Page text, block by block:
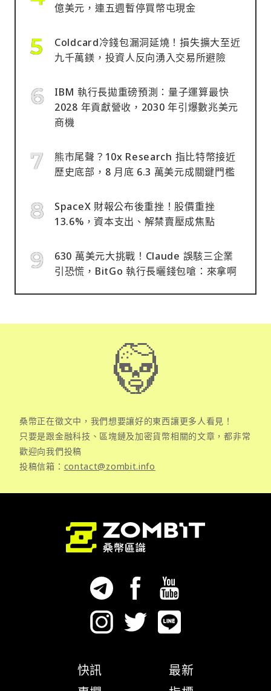
億美元，連五週暫停買幣屯現金
Coldcard冷錢包漏洞延燒！損失擴大至近
九千萬鎂，投資人反向湧入交易所避險
IBM 執行長拋重磅預測：量子運算最快
2028 年貢獻營收，2030 年引爆數兆美元
商機
熊市尾聲？10x Research 指比特幣接近
歷史底部，8 月底 6.3 萬美元成關鍵門檻
SpaceX 財報公布後重挫！股價重挫
13.6%，資本支出、解禁賣壓成焦點
630 萬美元大挑戰！Claude 誤駭三企業
引恐慌，BitGo 執行長曬錢包嗆：來拿啊
桑幣正在徵文中，我們想要讓好的東西讓更多人看見！
只要是跟金融科技、區塊鏈及加密貨幣相關的文章，都非常
歡迎向我們投稿
投稿信箱： contact@zombit.info
快訊
最新